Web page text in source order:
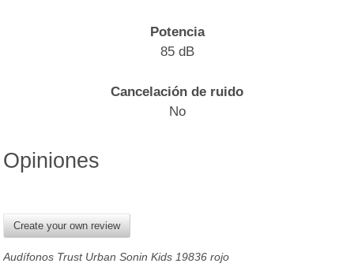
Potencia
85 dB
Cancelación de ruido
No
Opiniones
Create your own review
Audífonos Trust Urban Sonin Kids 19836 rojo